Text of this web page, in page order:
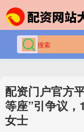
配资门户官方
等座”引争议
女士